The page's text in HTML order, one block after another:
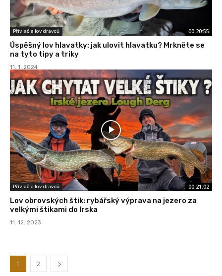
Přívlač a lov dravců 00:20:55
Úspěšný lov hlavatky: jak ulovit hlavatku? Mrkněte se
na tyto tipy a triky
11. 1. 2024
Přívlač a lov dravců 00:21:02
Lov obrovských štik: rybářský výprava na jezero za
velkými štikami do Irska
11. 12. 2023
1 2